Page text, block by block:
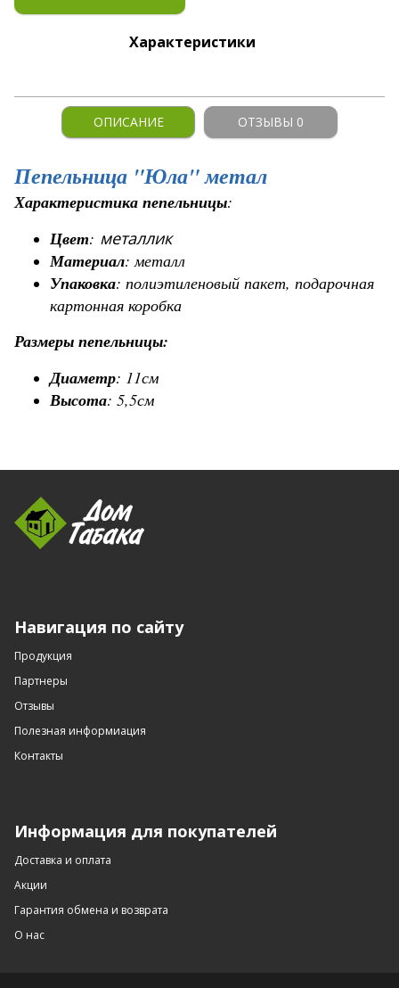
Характеристики
ОПИСАНИЕ ОТЗЫВЫ 0
Пепельница "Юла" метал
Характеристика пепельницы:
Цвет: металлик
Материал: металл
Упаковка: полиэтиленовый пакет, подарочная
картонная коробка
Размеры пепельницы:
Диаметр: 11см
Высота: 5,5см
Навигация по сайту
Продукция
Партнеры
Отзывы
Полезная информиация
Контакты
Информация для покупателей
Доставка и оплата
Акции
Гарантия обмена и возврата
О нас